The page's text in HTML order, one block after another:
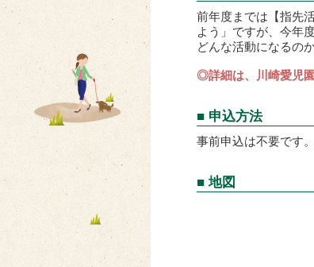
前年度までは【指先
よう」ですが、今年
どんな活動になるの
◎詳細は、川崎愛児
■ 申込方法
事前申込は不要です
■ 地図